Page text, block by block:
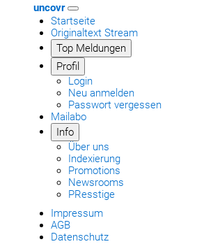
uncovr
Startseite
Originaltext Stream
Top Meldungen
Profil
Login
Neu anmelden
Passwort vergessen
Mailabo
Info
Über uns
Indexierung
Promotions
Newsrooms
PResstige
Impressum
AGB
Datenschutz